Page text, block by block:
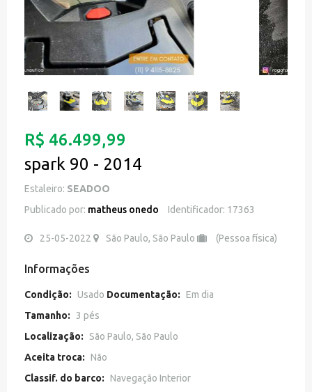
R$ 46.499,99
spark 90 - 2014
Estaleiro: SEADOO
Publicado por: matheus onedo Identificador: 17363
25-05-2022 São Paulo, São Paulo (Pessoa física)
Informações
Condição: Usado Documentação: Em dia
Tamanho:
3 pés
Localização:
São Paulo, São Paulo
Aceita troca: Não
Classif. do barco: Navegação Interior